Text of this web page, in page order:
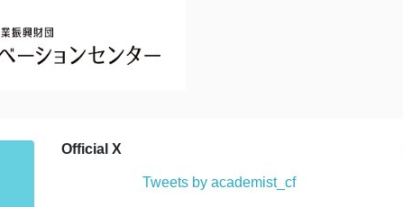
Official X
Tweets by academist_cf